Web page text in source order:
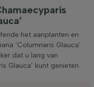
het aanplanten en
‘Columnaris Glauca’.
dat u lang van
Glauca’ kunt genieten.